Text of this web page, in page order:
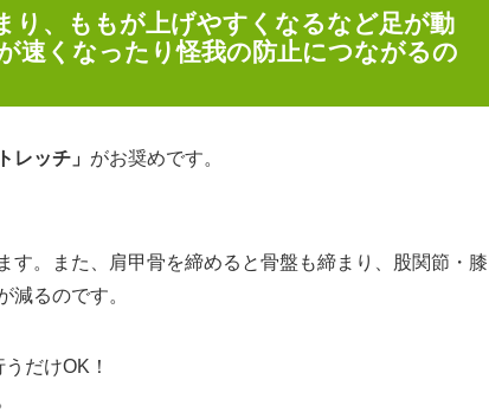
り、ももが上げやすくなるなど足が動
速くなったり怪我の防止につながるの
レッチ」 がお奨めです。
す。また、肩甲骨を締めると骨盤も締まり、股関節・膝
減るのです。
だけOK！